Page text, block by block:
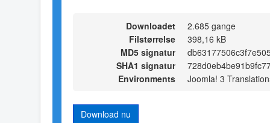
Downloadet
2.685 gange
Filstørrelse
398,16 kB
MD5 signatur
SHA1 signatur
Environments
Joomla! 3
Download nu